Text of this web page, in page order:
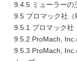
9.4.5 ミューラーの
9.5 プロマック社（
9.5.1 プロマック社
9.5.2 ProMach,
9.5.3 ProMach,